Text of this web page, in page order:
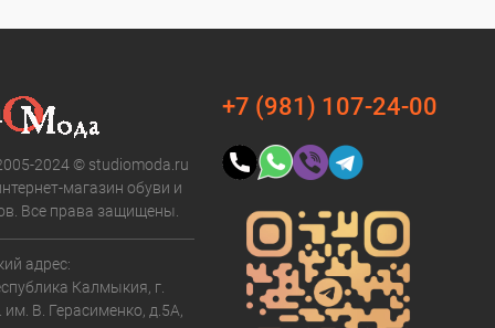
2024 © studiomoda.ru
магазин обуви и
Все права защищены.
адрес:
Калмыкия, г.
им. В. Герасименко, д.5А,
+7 (981) 107-24-00